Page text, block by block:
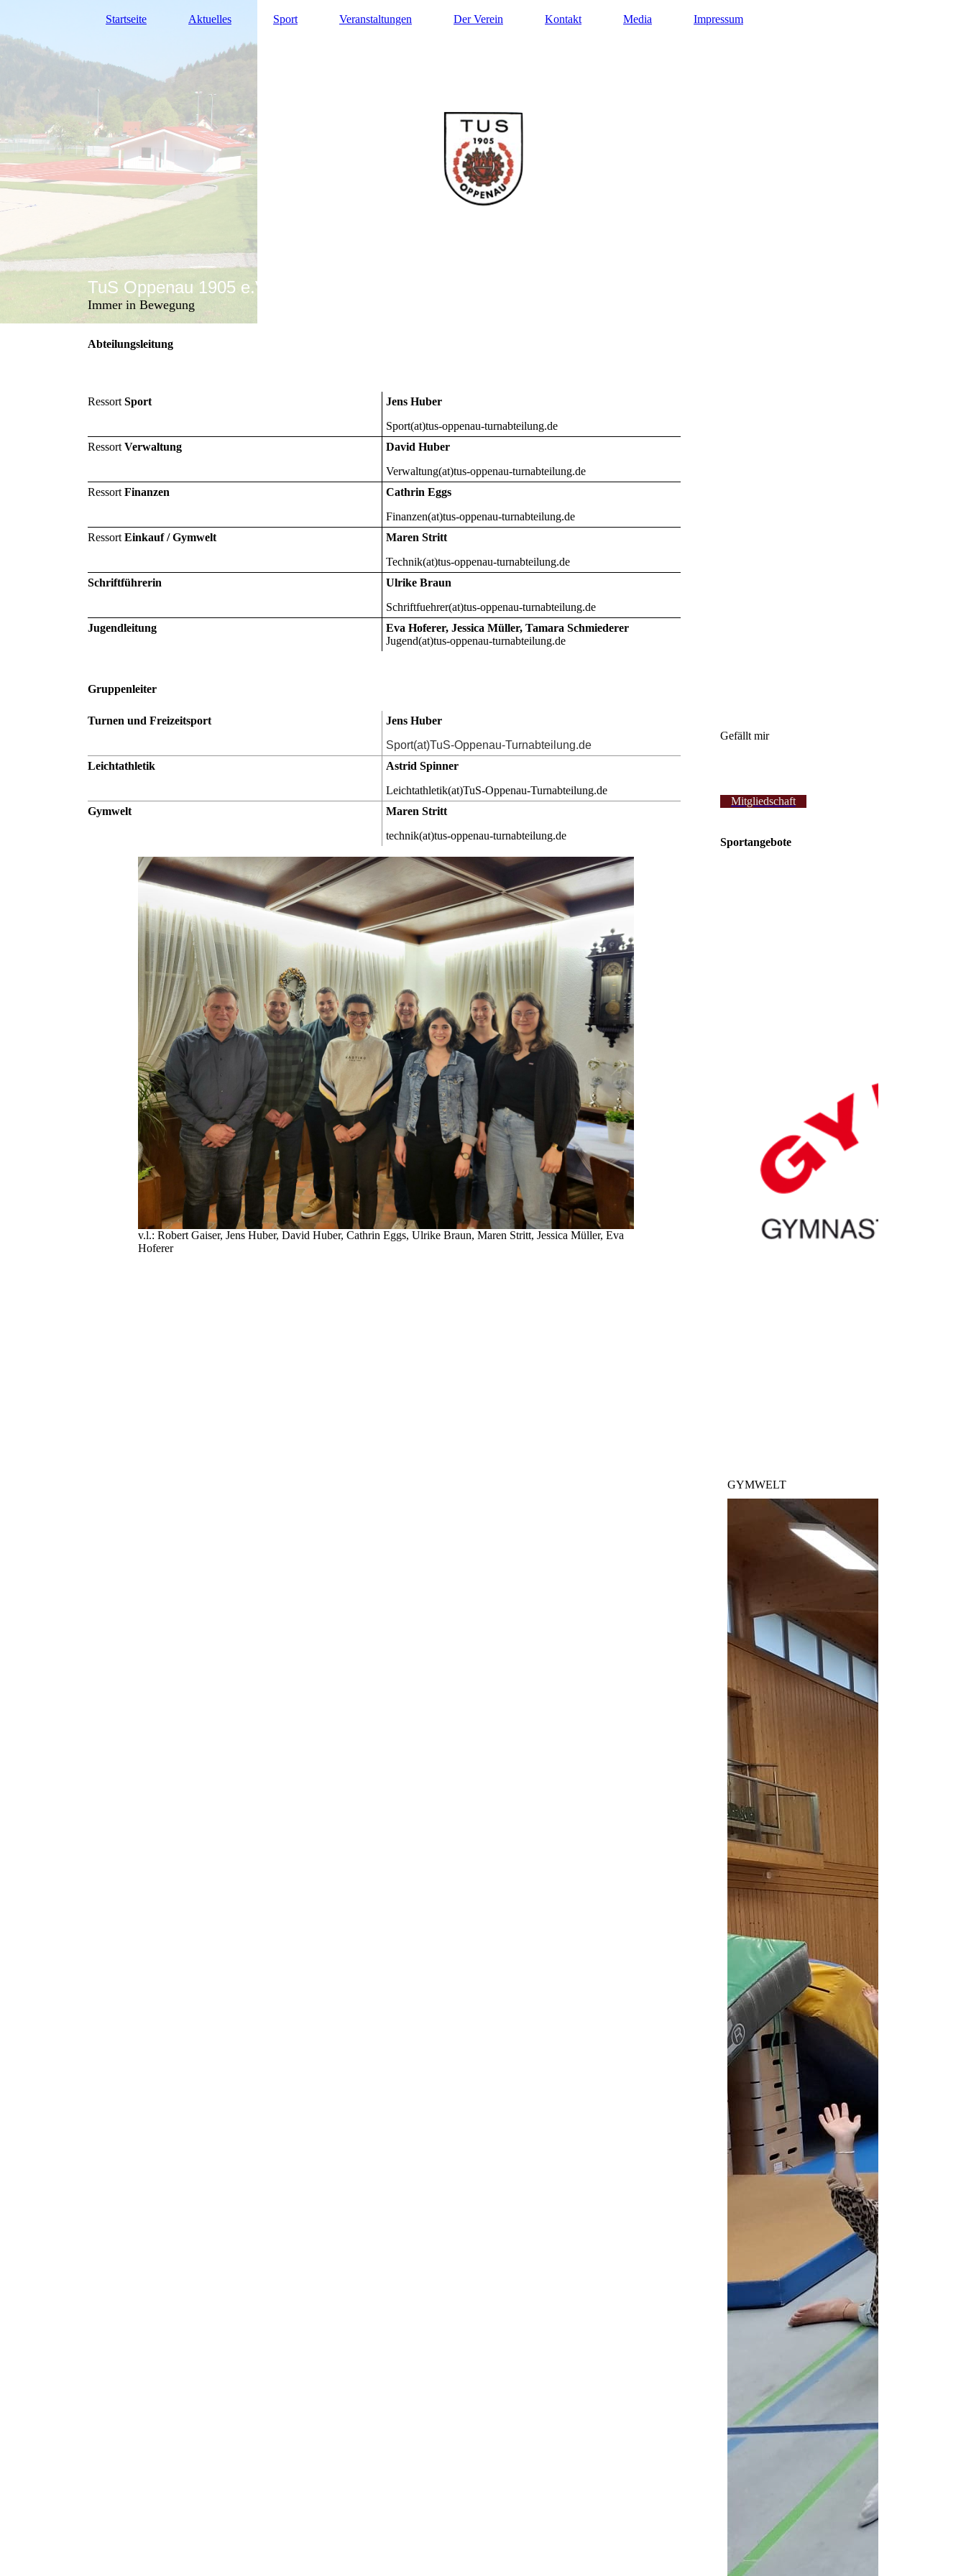
Startseite Aktuelles Sport Veranstaltungen Der Verein Kontakt Media Impressum
TuS Oppenau 1905 e.V. - Abteilung Turnen
Immer in Bewegung
Abteilungsleitung
Ressort Sport
Jens Huber
Sport(at)tus-oppenau-turnabteilung.de
Ressort Verwaltung
David Huber
Verwaltung(at)tus-oppenau-turnabteilung.de
Ressort Finanzen
Cathrin Eggs
Finanzen(at)tus-oppenau-turnabteilung.de
Ressort Einkauf / Gymwelt
Maren Stritt
Technik(at)tus-oppenau-turnabteilung.de
Schriftführerin
Ulrike Braun
Schriftfuehrer(at)tus-oppenau-turnabteilung.de
Jugendleitung
Eva Hoferer, Jessica Müller, Tamara Schmiederer
Jugend(at)tus-oppenau-turnabteilung.de
Gruppenleiter
Turnen und Freizeitsport
Jens Huber
Sport(at)TuS-Oppenau-Turnabteilung.de
Leichtathletik
Astrid Spinner
Leichtathletik(at)TuS-Oppenau-Turnabteilung.de
Gymwelt
Maren Stritt
technik(at)tus-oppenau-turnabteilung.de
v.l.: Robert Gaiser, Jens Huber, David Huber, Cathrin Eggs, Ulrike Braun, Maren Stritt, Jessica Müller, Eva
Hoferer
Gefällt mir
Mitgliedschaft
Sportangebote
GYMWELT